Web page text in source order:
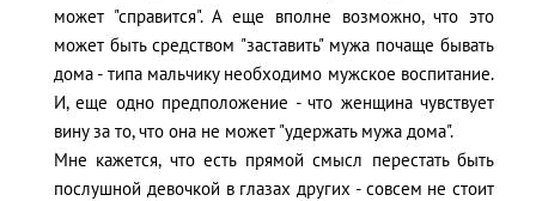
может "справится". А еще вполне возможно, что это
может быть средством "заставить" мужа почаще бывать
дома - типа мальчику необходимо мужское воспитание.
И, еще одно предположение - что женщина чувствует
вину за то, что она не может "удержать мужа дома".
Мне кажется, что есть прямой смысл перестать быть
послушной девочкой в глазах других - совсем не стоит